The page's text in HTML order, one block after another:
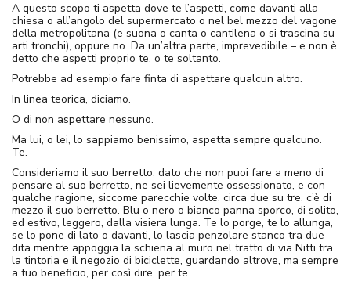
A questo scopo ti aspetta dove te l’aspetti, come davanti alla
chiesa o all’angolo del supermercato o nel bel mezzo del vagone
della metropolitana (e suona o canta o cantilena o si trascina su
arti tronchi), oppure no. Da un’altra parte, imprevedibile – e non è
detto che aspetti proprio te, o te soltanto.
Potrebbe ad esempio fare finta di aspettare qualcun altro.
In linea teorica, diciamo.
O di non aspettare nessuno.
Ma lui, o lei, lo sappiamo benissimo, aspetta sempre qualcuno.
Te.
Consideriamo il suo berretto, dato che non puoi fare a meno di
pensare al suo berretto, ne sei lievemente ossessionato, e con
qualche ragione, siccome parecchie volte, circa due su tre, c’è di
mezzo il suo berretto. Blu o nero o bianco panna sporco, di solito,
ed estivo, leggero, dalla visiera lunga. Te lo porge, te lo allunga,
se lo pone di lato o davanti, lo lascia penzolare stanco tra due
dita mentre appoggia la schiena al muro nel tratto di via Nitti tra
la tintoria e il negozio di biciclette, guardando altrove, ma sempre
a tuo beneficio, per così dire, per te…